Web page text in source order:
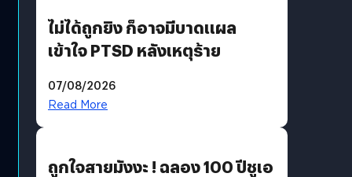
ไม่ได้ถูกยิง ก็อาจมีบาดแผล
เข้าใจ PTSD หลังเหตุร้าย
07/08/2026
Read More
ถูกใจสายมังงะ ! ฉลอง 100 ปีชูเอ